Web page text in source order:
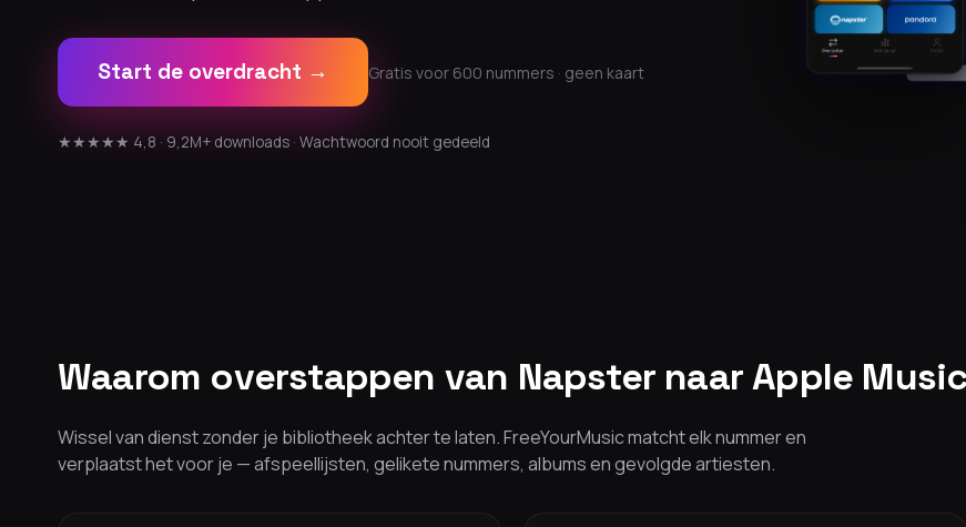
Start de overdracht → Gratis voor 600 nummers · geen kaart
★★★★★ 4,8 · 9,2M+ downloads · Wachtwoord nooit gedeeld
Waarom overstappen van Napster naar Apple
Wissel van dienst zonder je bibliotheek achter te laten. FreeYourMusic matcht elk nummer en
verplaatst het voor je — afspeellijsten, gelikete nummers, albums en gevolgde artiesten.